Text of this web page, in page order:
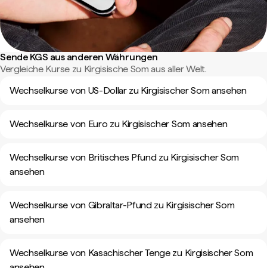
Sende KGS aus anderen Währungen
Vergleiche Kurse zu Kirgisische Som aus aller Welt.
Wechselkurse von US-Dollar zu Kirgisischer Som ansehen
Wechselkurse von Euro zu Kirgisischer Som ansehen
Wechselkurse von Britisches Pfund zu Kirgisischer Som
ansehen
Wechselkurse von Gibraltar-Pfund zu Kirgisischer Som
ansehen
Wechselkurse von Kasachischer Tenge zu Kirgisischer Som